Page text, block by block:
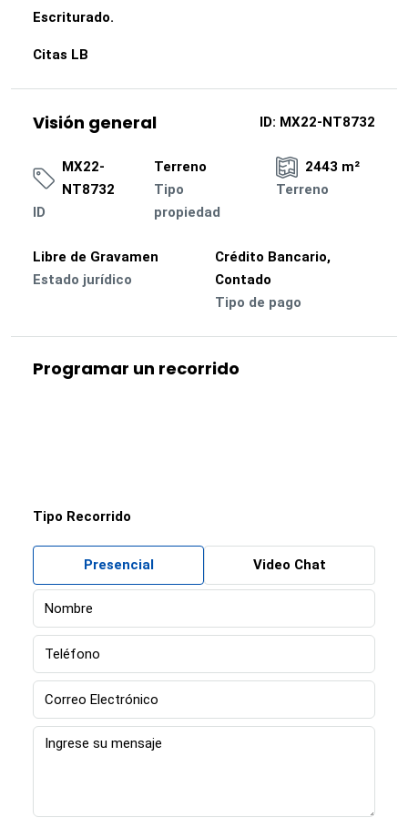
Escriturado.
Citas LB
Visión general ID: MX22-NT8732
MX22-
NT8732
ID
Terreno
Tipo
propiedad
2443 m²
Terreno
Libre de Gravamen
Estado jurídico
Crédito Bancario,
Contado
Tipo de pago
Programar un recorrido
Tipo Recorrido
Presencial Video Chat